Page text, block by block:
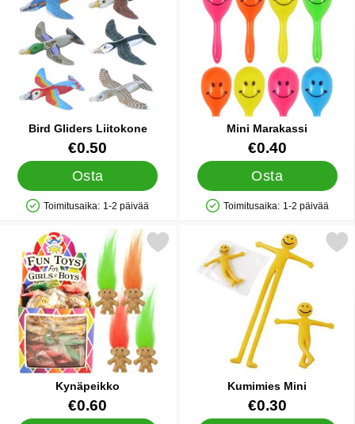
Bird Gliders Liitokone
Tuote.nro 35807
€0.50
Osta
Saatavuus: Varastossa
Toimitusaika: 1-2 päivää
Mini Marakassi
Tuote.nro 12476
€0.40
Osta
Saatavuus: Varastossa
Toimitusaika: 1-2 päivää
Kynäpeikko
Tuote.nro 12965
€0.60
Merkitse kynäpeikko suosikiksi
Kumimies Mini
Tuote.nro 12483
€0.30
Merkitse kumimies